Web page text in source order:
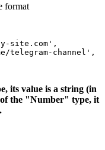
format
site.com',
telegram-channel',
its value is a string (in
the "Number" type, it